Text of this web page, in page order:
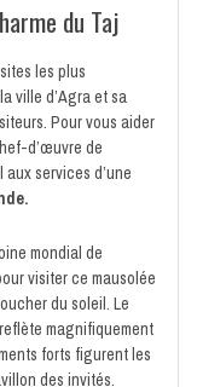
du Taj
les plus
ville d’Agra et sa
Pour vous aider
d’œuvre de
services d’une
.
mondial de
visiter ce mausolée
du soleil. Le
magnifiquement
forts figurent les
des invités.